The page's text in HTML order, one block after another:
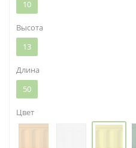
10
Высота
13
Длина
50
Цвет